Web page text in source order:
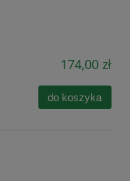
174,00 zł
do koszyka